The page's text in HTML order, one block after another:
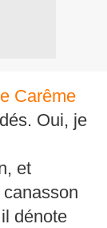
Carême
Oui, je
et
dénote